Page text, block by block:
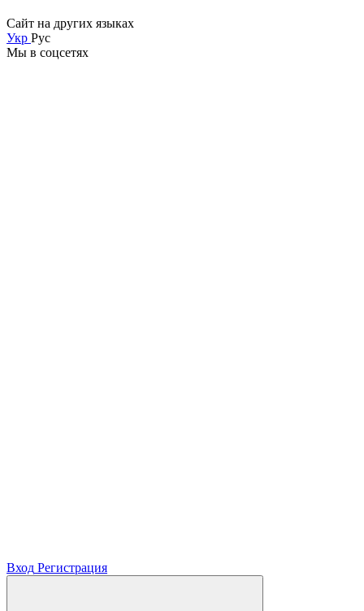
Сайт на других языках
Укр Рус
Мы в соцсетях
Вход Регистрация